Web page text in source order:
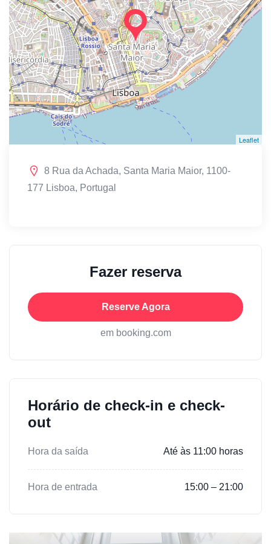
Leaflet
8 Rua da Achada, Santa Maria Maior, 1100-
177 Lisboa, Portugal
Fazer reserva
Reserve Agora
em booking.com
Horário de check-in e check-
out
Hora da saída Até às 11:00 horas
Hora de entrada 15:00 – 21:00